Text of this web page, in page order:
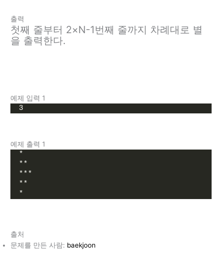
출력
첫째 줄부터 2×N-1번째 줄까지 차례대로 별
을 출력한다.
예제 입력 1
3
예제 출력 1
*
**
***
**
*
출처
문제를 만든 사람: baekjoon